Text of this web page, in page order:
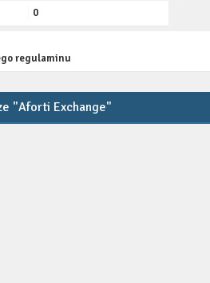
0
regulaminu
"Aforti Exchange"